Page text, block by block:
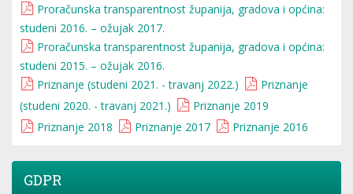
Proračunska transparentnost županija, gradova i općina:
studeni 2016. – ožujak 2017.
Proračunska transparentnost županija, gradova i općina:
studeni 2015. – ožujak 2016.
Priznanje (studeni 2021. - travanj 2022.)
Priznanje
(studeni 2020. - travanj 2021.)
Priznanje 2019
Priznanje 2018
Priznanje 2017 Priznanje 2016
GDPR